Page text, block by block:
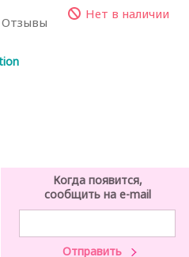
Отзывы
Нет в наличии
Когда появится,
сообщить на e-mail